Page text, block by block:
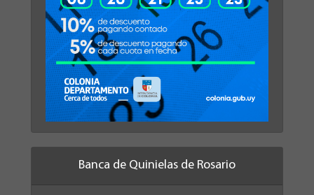
Banca de Quinielas de Rosario